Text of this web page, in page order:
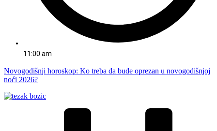
11:00 am
Novogodišnji horoskop: Ko treba da bude oprezan u novogodišnjoj
noći 2026?